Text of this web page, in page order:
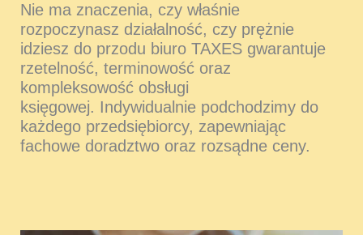
Nie ma znaczenia, czy właśnie
rozpoczynasz działalność, czy prężnie
idziesz do przodu biuro TAXES gwarantuje
rzetelność, terminowość oraz
kompleksowość obsługi
księgowej. Indywidualnie podchodzimy do
każdego przedsiębiorcy, zapewniając
fachowe doradztwo oraz rozsądne ceny.